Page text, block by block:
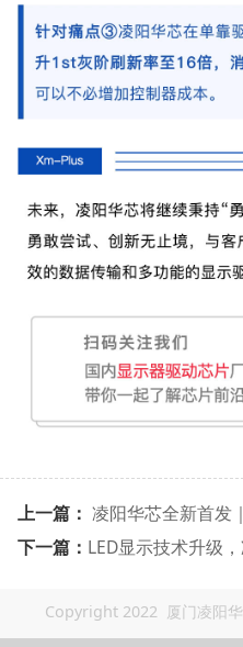
上一篇： 凌阳华芯全新首发｜
下一篇： ​LED显示技术升级
Copyright 2022 厦门凌阳